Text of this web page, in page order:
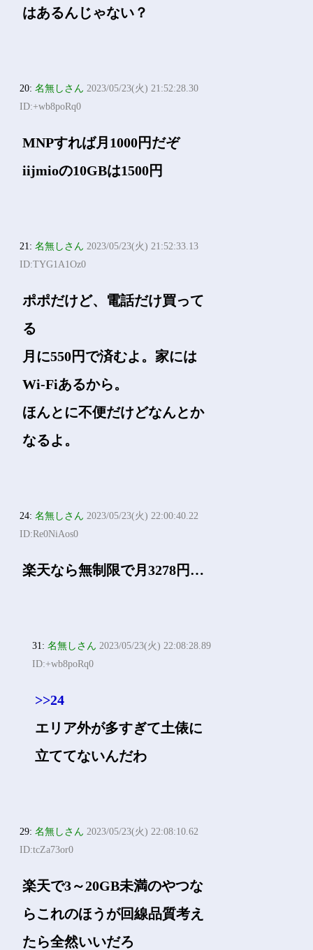
はあるんじゃない？
20:名無しさん 2023/05/23(火) 21:52:28.30
ID:+wb8poRq0
MNPすれば月1000円だぞ
iijmioの10GBは1500円
21:名無しさん 2023/05/23(火) 21:52:33.13
ID:TYG1A1Oz0
ポポだけど、電話だけ買って
る
月に550円で済むよ。家には
Wi-Fiあるから。
ほんとに不便だけどなんとか
なるよ。
24:名無しさん 2023/05/23(火) 22:00:40.22
ID:Re0NiAos0
楽天なら無制限で月3278円…
31:名無しさん 2023/05/23(火) 22:08:28.89
ID:+wb8poRq0
>>24
エリア外が多すぎて土俵に
立ててないんだわ
29:名無しさん 2023/05/23(火) 22:08:10.62
ID:tcZa73or0
楽天で3～20GB未満のやつな
らこれのほうが回線品質考え
たら全然いいだろ